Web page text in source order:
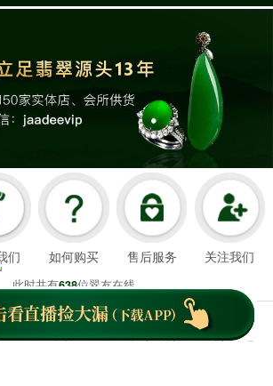
们 如何购买 售后服务 关注我们
此时共有638位翠友在线
翠王朝成立于2008年3月21日
超值好珠宝和舒心服务造福顾客，
下载APP 关于我们 个人中心